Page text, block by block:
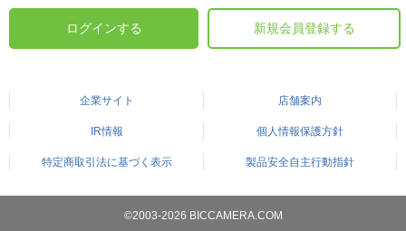
ログインする 新規会員登録する
企業サイト 店舗案内
IR情報 個人情報保護方針
特定商取引法に基づく表示 製品安全自主行動指針
©2003-2026 BICCAMERA.COM